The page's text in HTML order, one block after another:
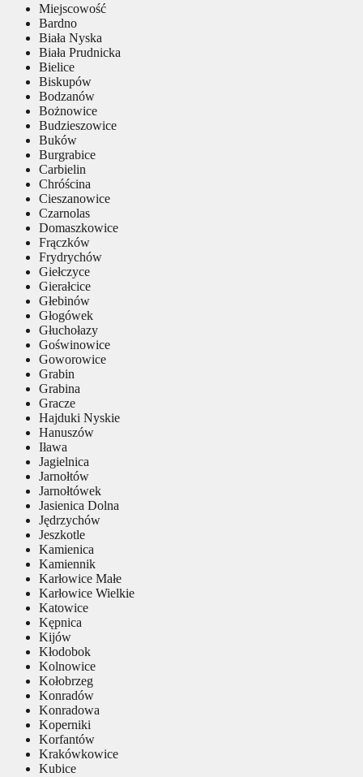
Miejscowość
Bardno
Biała Nyska
Biała Prudnicka
Bielice
Biskupów
Bodzanów
Bożnowice
Budzieszowice
Buków
Burgrabice
Carbielin
Chróścina
Cieszanowice
Czarnolas
Domaszkowice
Frączków
Frydrychów
Giełczyce
Gierałcice
Głebinów
Głogówek
Głuchołazy
Goświnowice
Goworowice
Grabin
Grabina
Gracze
Hajduki Nyskie
Hanuszów
Iława
Jagielnica
Jarnołtów
Jarnołtówek
Jasienica Dolna
Jędrzychów
Jeszkotle
Kamienica
Kamiennik
Karłowice Małe
Karłowice Wielkie
Katowice
Kępnica
Kijów
Kłodobok
Kolnowice
Kołobrzeg
Konradów
Konradowa
Koperniki
Korfantów
Krakówkowice
Kubice